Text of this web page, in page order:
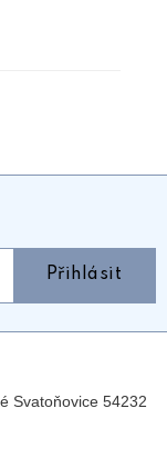
Přihlásit
Svatoňovice 54232